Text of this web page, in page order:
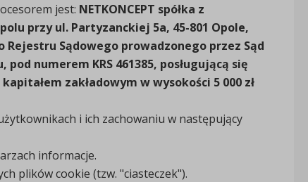
jest: NETKONCEPT spółka z
przy ul. Partyzanckiej 5a, 45-801 Opole,
Sądowego prowadzonego przez Sąd
pod numerem KRS 461385, posługującą się
zakładowym w wysokości 5 000 zł
i ich zachowaniu w następujący
informacje.
plików cookie (tzw. "ciasteczek").